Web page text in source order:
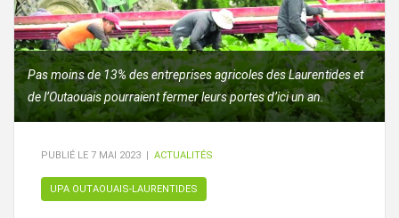
Pas moins de 13% des entreprises agricoles des Laurentides et
de l’Outaouais pourraient fermer leurs portes d’ici un an.
PUBLIÉ LE 7 MAI 2023 ACTUALITÉS
UPA OUTAOUAIS-LAURENTIDES